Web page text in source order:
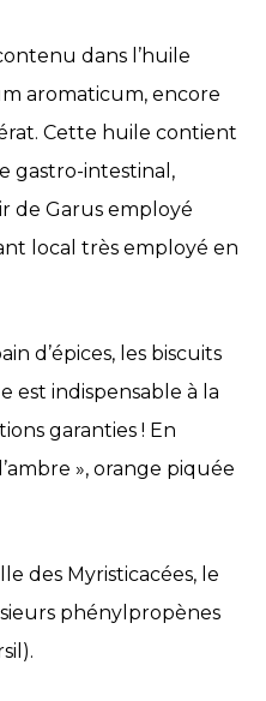
dans l’huile
aromaticum, encore
Cette huile contient
gastro-intestinal,
de Garus employé
local très employé en
d’épices, les biscuits
est indispensable à la
garanties ! En
», orange piquée
des Myristicacées, le
phénylpropènes